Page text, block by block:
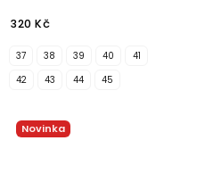
320 Kč
37 38 39 40 41
42 43 44 45
Novinka